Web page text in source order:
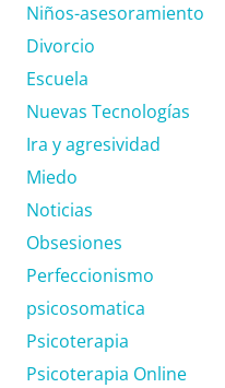
Niños-asesoramiento
Divorcio
Escuela
Nuevas Tecnologías
Ira y agresividad
Miedo
Noticias
Obsesiones
Perfeccionismo
psicosomatica
Psicoterapia
Psicoterapia Online